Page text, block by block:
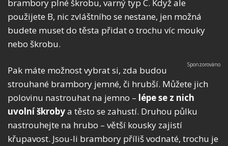
brambory plné škrobu, varný typ C. Když ale
použijete B, nic zvláštního se nestane, jen možná
budete muset do těsta přidat o trochu víc mouky
nebo škrobu.
Pak máte možnost vybrat si, zda budou
strouhané brambory jemné, či hrubší. Můžete jich
polovinu nastrouhat na jemno – lépe se z nich
uvolní škrobya těsto se zahustí. Druhou půlku
nastrouhejte na hrubo – větší kousky zajistí
křupavost. Jsou-li brambory příliš vodnaté, trochu je